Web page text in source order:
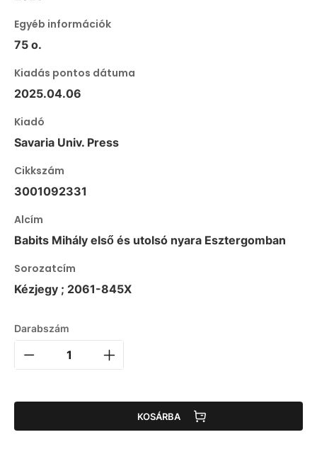
Egyéb információk
75 o.
Kiadás pontos dátuma
2025.04.06
Kiadó
Savaria Univ. Press
Cikkszám
3001092331
Alcím
Babits Mihály első és utolsó nyara Esztergomban
Sorozatcím
Kézjegy ; 2061-845X
Darabszám
KOSÁRBA